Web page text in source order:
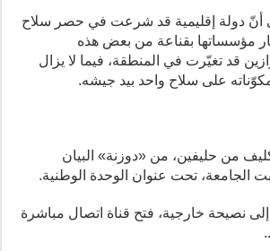
أنّ دولة إقليمية قد شرعت في حصر سلاح
مؤسساتها بقناعة من بعض هذه
قد تغيّرت في المنطقة، فيما لا يزال
على سلاح واحد بيد جيشه.
من حليفين، من «دوزنة» البيان
الجامعة، تحت عنوان الوحدة الوطنية.
نصيحة خارجية، فتح قناة اتصال مباشرة